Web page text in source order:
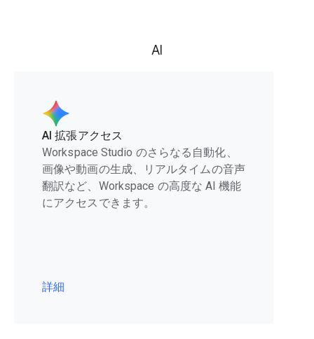
AI
AI 拡張アクセス
Workspace Studio のさらなる自動化、
画像や動画の生成、リアルタイムの音声
翻訳など、Workspace の高度な AI 機能
にアクセスできます。
詳細